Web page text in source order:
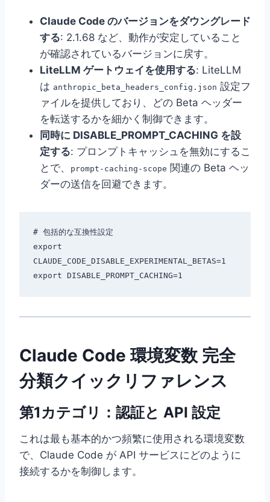
Claude Code のバージョンをダウングレード
する: 2.1.68 など、動作が安定していること
が確認されているバージョンに戻す。
LiteLLM ゲートウェイを使用する: LiteLLM
は anthropic_beta_headers_config.json 設定フ
ァイルを提供しており、どの Beta ヘッダー
を転送するかを細かく制御できます。
同時に DISABLE_PROMPT_CACHING を設
定する: プロンプトキャッシュを無効にするこ
とで、
prompt-caching-scope 関連の Beta ヘッ
ダーの送信を回避できます。
# 包括的な互換性設定
export
CLAUDE_CODE_DISABLE_EXPERIMENTAL_BETAS=1
Claude Code 環境変数 完全
分類クイックリファレンス
第1カテゴリ：認証と API 設定
これは最も基本的かつ頻繁に使用される環境変数
で、Claude Code が API サービスにどのように
接続するかを制御します。